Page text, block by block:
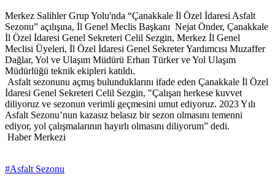
Merkez Salihler Grup Yolu'nda “Çanakkale İl Özel İdaresi Asfalt
Sezonu” açılışına, İl Genel Meclis Başkanı Nejat Önder, Çanakkale
İl Özel İdaresi Genel Sekreteri Celil Sezgin, Merkez İl Genel
Meclisi Üyeleri, İl Özel İdaresi Genel Sekreter Yardımcısı Muzaffer
Dağlar, Yol ve Ulaşım Müdürü Erhan Türker ve Yol Ulaşım
Müdürlüğü teknik ekipleri katıldı.
Asfalt sezonunu açmış bulunduklarını ifade eden Çanakkale İl Özel
İdaresi Genel Sekreteri Celil Sezgin, "Çalışan herkese kuvvet
diliyoruz ve sezonun verimli geçmesini umut ediyoruz. 2023 Yılı
Asfalt Sezonu’nun kazasız belasız bir sezon olmasını temenni
ediyor, yol çalışmalarının hayırlı olmasını diliyorum” dedi.
Haber Merkezi
#Asfalt Sezonu